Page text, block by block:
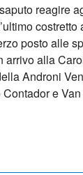
reagire
posto alle
arrivo alla
Androni
e